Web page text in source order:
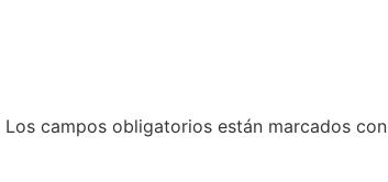
Los campos obligatorios están marcados con